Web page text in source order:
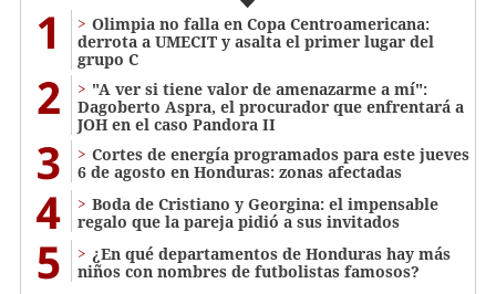
1
Olimpia no falla en Copa Centroamericana:
derrota a UMECIT y asalta el primer lugar del
grupo C
2
"A ver si tiene valor de amenazarme a mí":
Dagoberto Aspra, el procurador que enfrentará a
JOH en el caso Pandora II
3
Cortes de energía programados para este jueves
6 de agosto en Honduras: zonas afectadas
4
Boda de Cristiano y Georgina: el impensable
regalo que la pareja pidió a sus invitados
5
¿En qué departamentos de Honduras hay más
niños con nombres de futbolistas famosos?